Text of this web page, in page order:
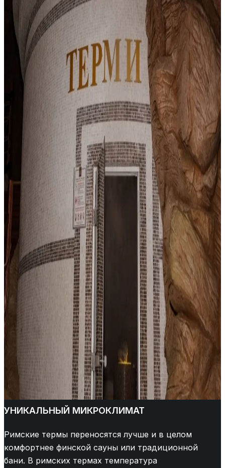
УНИКАЛЬНЫЙ МИКРОКЛИМАТ
Римские термы переносятся лучше и в целом
комфортнее финской сауны или традиционной
бани. В римских термах температура